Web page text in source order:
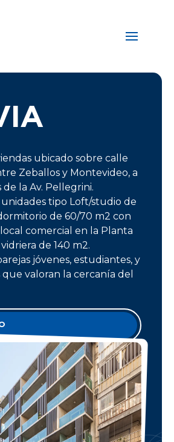
ubicado sobre calle
Zeballos y Montevideo, a
la Av. Pellegrini.
tipo Loft/studio de
de 60/70 m2 con
comercial en la Planta
de 140 m2.
jóvenes, estudiantes, y
valoran la cercanía del